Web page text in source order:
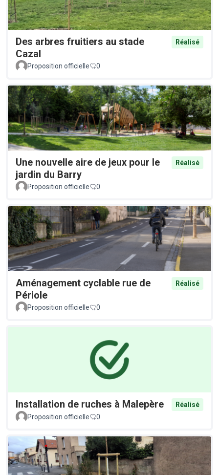
Des arbres fruitiers au stade
Cazal
Réalisé
Proposition officielle 0
Une nouvelle aire de jeux pour le
jardin du Barry
Réalisé
Proposition officielle 0
Aménagement cyclable rue de
Périole
Réalisé
Proposition officielle 0
Installation de ruches à Malepère
Réalisé
Proposition officielle
0